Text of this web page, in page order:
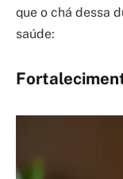
que o chá dessa
saúde: